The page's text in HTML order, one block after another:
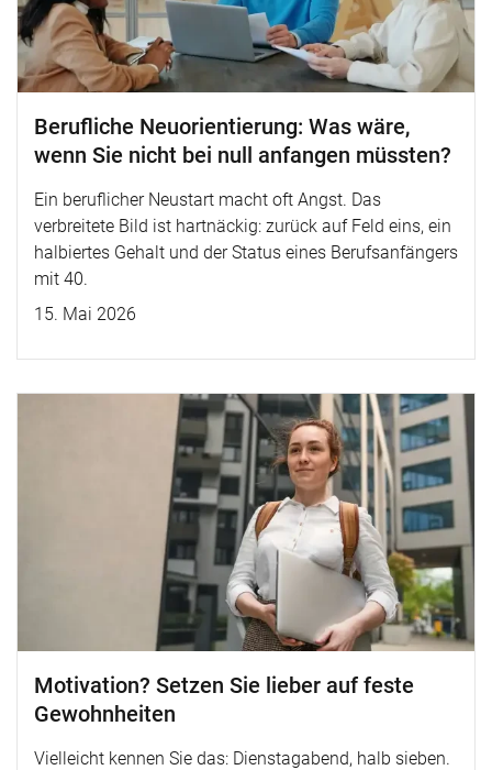
Berufliche Neuorientierung: Was wäre,
wenn Sie nicht bei null anfangen müssten?
Ein beruflicher Neustart macht oft Angst. Das
verbreitete Bild ist hartnäckig: zurück auf Feld eins, ein
halbiertes Gehalt und der Status eines Berufsanfängers
mit 40.
15. Mai 2026
Motivation? Setzen Sie lieber auf feste
Gewohnheiten
Vielleicht kennen Sie das: Dienstagabend, halb sieben.